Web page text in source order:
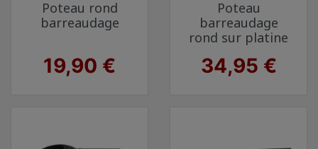
Poteau rond
barreaudage
Prix
19,90 €
Poteau
barreaudage
rond sur platine
Prix
34,95 €